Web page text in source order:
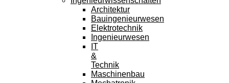
Architektur
Bauingenieurwesen
Elektrotechnik
Ingenieurwesen
IT
&
Technik
Maschinenbau